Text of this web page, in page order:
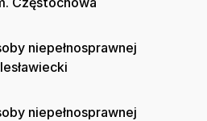
niepełnosprawnej
niepełnosprawnej